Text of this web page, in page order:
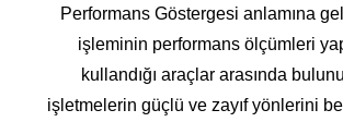
Performans Göstergesi anlamına
işleminin performans ölçümleri
kullandığı araçlar arasında
işletmelerin güçlü ve zayıf yönlerini